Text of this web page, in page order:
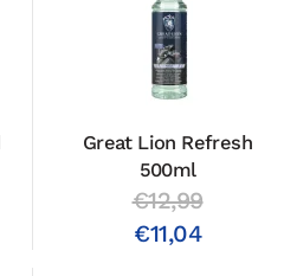
Great Lion Refresh
500ml
€12,99
€11,04